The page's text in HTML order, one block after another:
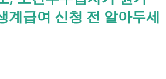
계급여 신청 전 알아두세